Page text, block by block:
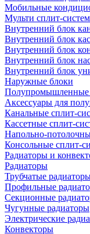
Мобильные
Мульти сплит-
Внутренний блок
Внутренний блок
Внутренний блок
Внутренний блок
Внутренний блок
Наружные блоки
Полупромышленные
Аксессуары для
Канальные сплит-
Кассетные сплит-
Напольно-
Консольные сплит-
Радиаторы и
Радиаторы
Трубчатые
Профильные
Секционные
Чугунные радиаторы
Электрические
Конвекторы